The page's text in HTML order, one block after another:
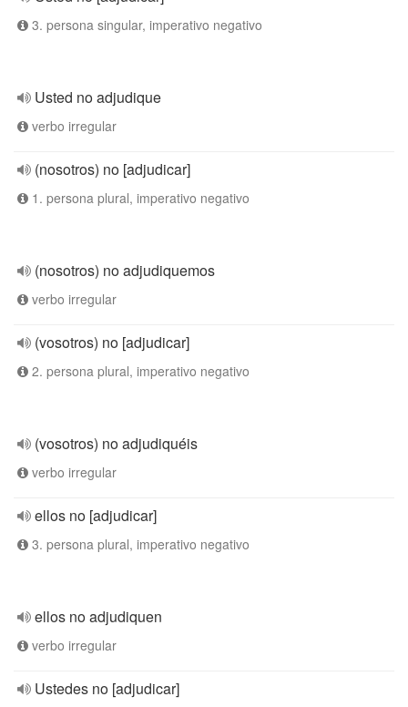
3. persona singular, imperativo negativo
Usted no adjudique
verbo irregular
(nosotros) no [adjudicar]
1. persona plural, imperativo negativo
(nosotros) no adjudiquemos
verbo irregular
(vosotros) no [adjudicar]
2. persona plural, imperativo negativo
(vosotros) no adjudiquéis
verbo irregular
ellos no [adjudicar]
3. persona plural, imperativo negativo
ellos no adjudiquen
verbo irregular
Ustedes no [adjudicar]